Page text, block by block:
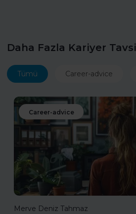
Daha Fazla Kariyer
Tümü Career-advice
Career-advice
Merve Deniz Tahmaz